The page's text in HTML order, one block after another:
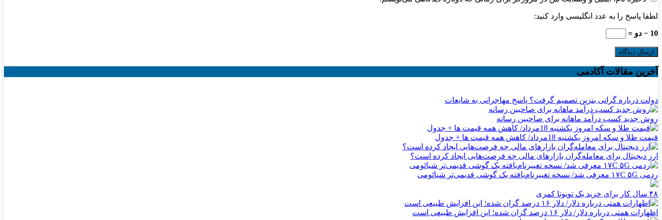
لطفا پاسخ را به عدد انگلیسی وارد کنید:
10 − دو =
آخرین مقالات آکادمی
دولت درباره گرانی بنزین تصمیم گرفت؟ پاسخ مهاجرانی به شایعات
روش جدید کسب درآمد ماهانه برای صاحبین رسانه
قیمت طلا و سکه امروز یکشنبه 18مرداد/ کاهش همه قیمت ها + جدول
ارز دیجیتال برای معامله‌گران بازارهای مالی چه فرصت‌هایی ایجاد کرده است؟
ردمی ۱۷C ۵G معرفی شد/ نسخه تغییرنام‌یافته یک گوشی قدیمی‌تر شیائومی
۴۸ سال کار برای خرید یک تویوتا کمری
اظهارات همتی درباره دلار/ دلار ۱۶ درصد گران شده؛ این افزایش طبیعی است